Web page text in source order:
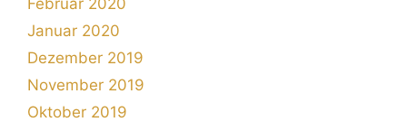
Januar 2020
Dezember 2019
November 2019
Oktober 2019